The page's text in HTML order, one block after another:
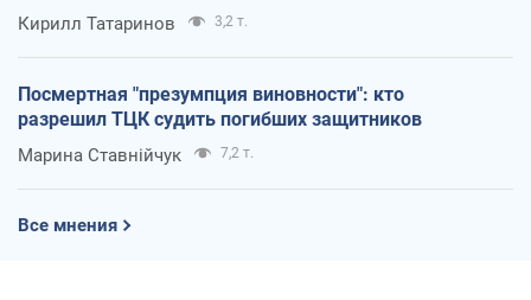
Кирилл Татаринов 3,2 т.
Посмертная "презумпция виновности": кто
разрешил ТЦК судить погибших защитников
Марина Ставнійчук 7,2 т.
Все мнения